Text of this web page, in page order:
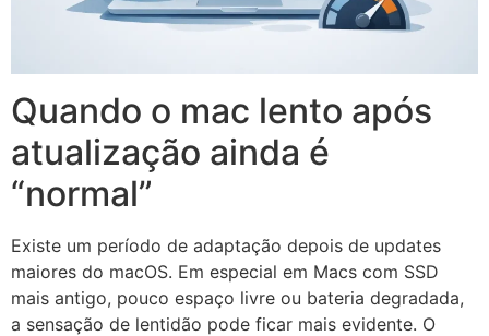
Quando o mac lento após
atualização ainda é
“normal”
Existe um período de adaptação depois de updates
maiores do macOS. Em especial em Macs com SSD
mais antigo, pouco espaço livre ou bateria degradada,
a sensação de lentidão pode ficar mais evidente. O